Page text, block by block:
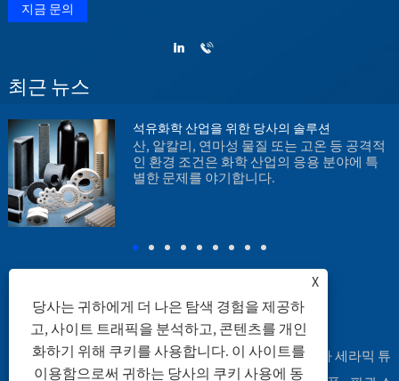
최근 뉴스
석유화학 산업을 위한 당사의 솔루션
산, 알칼리, 연마성 물질 또는 고온 등 공격적
인 환경 조건은 화학 산업의 응용 분야에 특
별한 문제를 야기합니다.
연결| Sitemap| RSS| XML|
Copyright © 2003 Engineering Ceramic Co., Ltd. - 알루미나 세라믹 튜
X
당사는 귀하에게 더 나은 탐색 경험을 제공하
고, 사이트 트래픽을 분석하고, 콘텐츠를 개인
화하기 위해 쿠키를 사용합니다. 이 사이트를
이용함으로써 귀하는 당사의 쿠키 사용에 동